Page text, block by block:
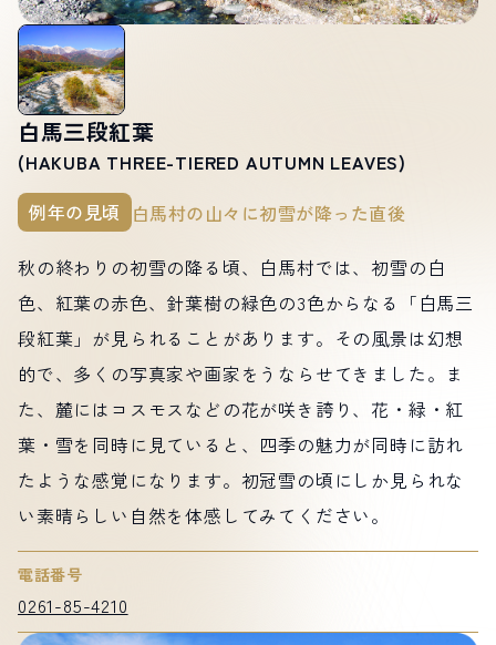
お問い合わせ LINEで友だちになる
白馬三段紅葉
(HAKUBA THREE-TIERED AUTUMN LEAVES)
例年の見頃 白馬村の山々に初雪が降った直後
秋の終わりの初雪の降る頃、白馬村では、初雪の白
色、紅葉の赤色、針葉樹の緑色の3色からなる「白馬三
段紅葉」が見られることがあります。その風景は幻想
的で、多くの写真家や画家をうならせてきました。ま
た、麓にはコスモスなどの花が咲き誇り、花・緑・紅
葉・雪を同時に見ていると、四季の魅力が同時に訪れ
たような感覚になります。初冠雪の頃にしか見られな
い素晴らしい自然を体感してみてください。
電話番号
0261-85-4210